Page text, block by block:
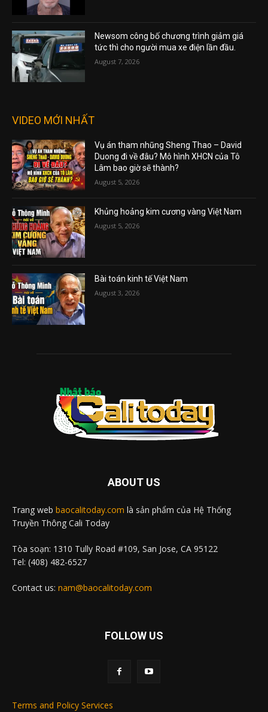
Newsom công bố chương trình giảm giá
tức thì cho người mua xe điện lần đầu.
August 7, 2026
VIDEO MỚI NHẤT
Vụ án tham nhũng Sheng Thao – David
Duong đi về đâu? Mô hình XHCN của Tô
Lâm bao giờ sẽ thành?
August 5, 2026
Khủng hoảng kim cương vàng Việt Nam
August 5, 2026
Bài toán kinh tế Việt Nam
August 3, 2026
ABOUT US
Trang web baocalitoday.com là sản phẩm của Hệ Thống
Truyền Thông Cali Today
Tòa soạn: 1310 Tully Road #109, San Jose, CA 95122
Tel: (408) 482-6527
Contact us: nam@baocalitoday.com
FOLLOW US
Terms and Policy Services